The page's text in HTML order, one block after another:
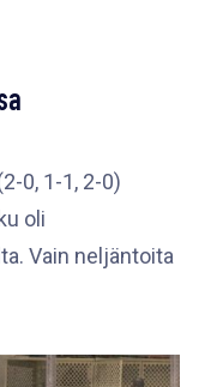
0, 1-1, 2-0)
oli
Vain neljäntoita